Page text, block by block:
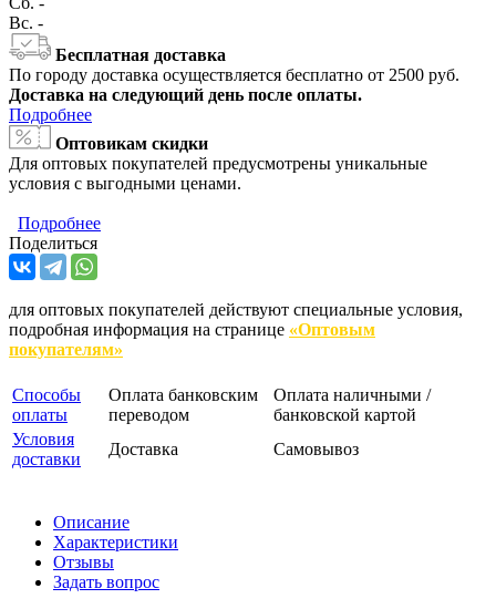
Вс. -
Бесплатная доставка
По городу доставка осуществляется бесплатно от 2500 руб.
Доставка на следующий день после оплаты.
Подробнее
Оптовикам скидки
Для оптовых покупателей предусмотрены уникальные
условия с выгодными ценами.
Подробнее
Поделиться
для оптовых покупателей действуют специальные условия,
подробная информация на странице «Оптовым
покупателям»
Способы
оплаты
Оплата банковским
переводом
Оплата наличными /
банковской картой
Условия
доставки
Доставка Самовывоз
Описание
Характеристики
Отзывы
Задать вопрос